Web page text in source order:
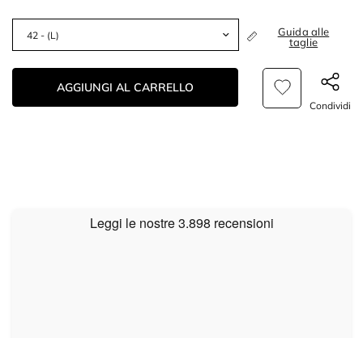
Guida alle
taglie
AGGIUNGI AL CARRELLO
Condividi